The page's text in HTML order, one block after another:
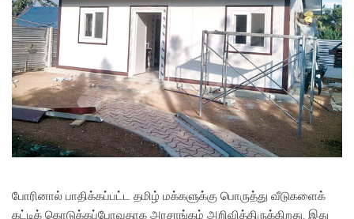
போரினால் பாதிக்கப்பட்ட தமிழ் மக்களுக்கு பொருத்து வீடுகளைக்
கட்டிக் கொடுக்கப்போவதாக அரசாங்கம் அறிவித்திருக்கிறது. இது